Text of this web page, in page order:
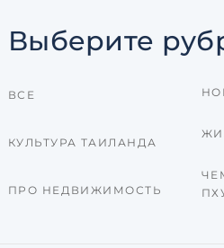
Выберите
ВСЕ
КУЛЬТУРА ТАИЛАНДА
ПРО НЕДВИЖИМОСТЬ